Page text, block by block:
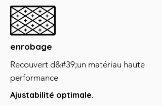
enrobage
Recouvert d&#39;un matériau haute
performance
Ajustabilité optimale.